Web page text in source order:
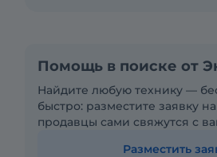
Помощь в поиске от
Найдите любую технику —
быстро: разместите заявку
продавцы сами свяжутся с
Разместить